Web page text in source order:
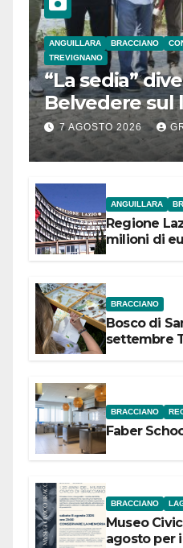
ANGUILLARA BRACCIANO
TREVIGNANO
“La sedia”
Belvedere sul
Bracciano: ieri
l’inaugurazione
7 AGOSTO 2026
ANGUILLARA
Regione
milioni di
BRACCIANO
Bosco di
settembre
BRACCIANO
Faber
BRACCIANO
Museo
agosto per